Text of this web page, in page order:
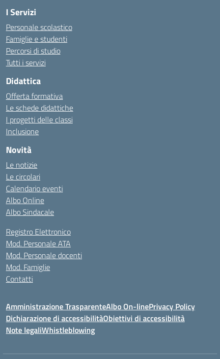
I Servizi
Personale scolastico
Famiglie e studenti
Percorsi di studio
Tutti i servizi
Didattica
Offerta formativa
Le schede didattiche
I progetti delle classi
Inclusione
Novità
Le notizie
Le circolari
Calendario eventi
Albo Online
Albo Sindacale
Registro Elettronico
Mod. Personale ATA
Mod. Personale docenti
Mod. Famiglie
Contatti
Amministrazione TrasparenteAlbo On-linePrivacy Policy
Dichiarazione di accessibilitàObiettivi di accessibilità
Note legaliWhistleblowing